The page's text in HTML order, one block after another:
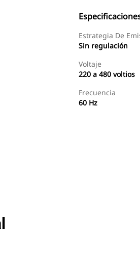
Estrategia De
Sin regulación
Voltaje
220 a 480 voltios
Frecuencia
60 Hz